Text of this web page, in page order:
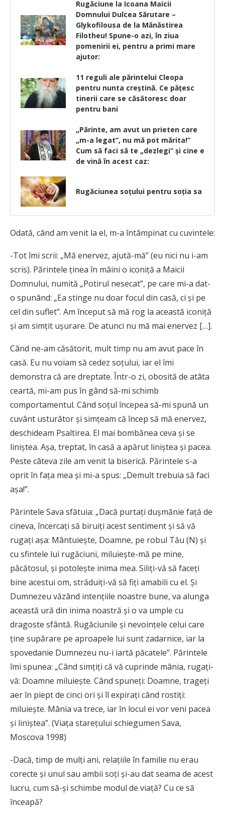
Rugăciune la Icoana Maicii
Domnului Dulcea Sărutare –
Glykofilousa de la Mănăstirea
Filotheu! Spune-o azi, în ziua
pomenirii ei, pentru a primi mare
ajutor:
11 reguli ale părintelui Cleopa
pentru nunta creştină. Ce păţesc
tinerii care se căsătoresc doar
pentru bani
„Părinte, am avut un prieten care
„m-a legat”, nu mă pot mărita!”
Cum să faci să te „dezlegi” și cine e
de vină în acest caz:
Rugăciunea soțului pentru soția sa
Odată, când am venit la el, m-a întâmpinat cu cuvintele:
-Tot îmi scrii: „Mă enervez, ajută-mă” (eu nici nu i-am
scris). Părintele ținea în mâini o iconiță a Maicii
Domnului, numită „Potirul nesecat”, pe care mi-a dat-
o spunând: „Ea stinge nu doar focul din casă, ci și pe
cel din suflet”. Am început să mă rog la această iconiță
și am simțit ușurare. De atunci nu mă mai enervez […].
Când ne-am căsătorit, mult timp nu am avut pace în
casă. Eu nu voiam să cedez soțului, iar el îmi
demonstra că are dreptate. Într-o zi, obosită de atâta
ceartă, mi-am pus în gând să-mi schimb
comportamentul. Când soțul începea să-mi spună un
cuvânt usturător și simțeam că încep să mă enervez,
deschideam Psaltirea. El mai bombănea ceva și se
liniștea. Așa, treptat, în casă a apărut liniștea și pacea.
Peste câteva zile am venit la biserică. Părintele s-a
oprit în fața mea și mi-a spus: „Demult trebuia să faci
așa!”.
Părintele Sava sfătuia: „Dacă purtați dușmănie față de
cineva, încercați să biruiți acest sentiment și să vă
rugați așa: Mântuiește, Doamne, pe robul Tău (N) și
cu sfintele lui rugăciuni, miluiește-mă pe mine,
păcătosul, și potolește inima mea. Siliți-vă să faceți
bine acestui om, străduiți-vă să fiți amabili cu el. Și
Dumnezeu văzând intențiile noastre bune, va alunga
această ură din inima noastră și o va umple cu
dragoste sfântă. Rugăciunile și nevoințele celui care
ține supărare pe aproapele lui sunt zadarnice, iar la
spovedanie Dumnezeu nu-i iartă păcatele”. Părintele
îmi spunea: „Când simțiți că vă cuprinde mânia, rugați-
vă: Doamne miluiește. Când spuneți: Doamne, trageți
aer în piept de cinci ori și îl expirați când rostiți:
miluiește. Mânia va trece, iar în locul ei vor veni pacea
și liniștea”. (Viața starețului schiegumen Sava,
Moscova 1998)
-Dacă, timp de mulți ani, relațiile în familie nu erau
corecte și unul sau ambii soți și-au dat seama de acest
lucru, cum să-și schimbe modul de viață? Cu ce să
înceapă?